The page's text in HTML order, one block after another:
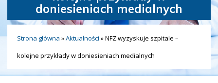
doniesieniach medialnych
Strona główna »Aktualności »NFZ wyzyskuje szpitale –
kolejne przykłady w doniesieniach medialnych